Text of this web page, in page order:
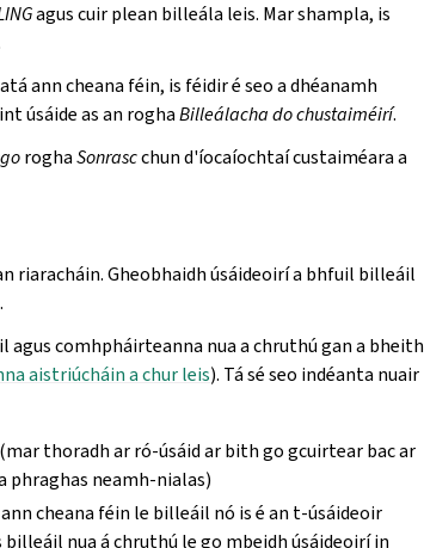
agus cuir plean billeála leis. Mar shampla, is
ann cheana féin, is féidir é seo a dhéanamh
úsáide as an roghaBilleálacha do chustaiméirí.
roghaSonrascchun d'íocaíochtaí custaiméara a
riaracháin. Gheobhaidh úsáideoirí a bhfuil billeáil
.
comhpháirteanna nua a chruthú gan a bheith
aistriúcháin a chur leis). Tá sé seo indéanta nuair
thoradh ar ró-úsáid ar bith go gcuirtear bac ar
neamh-nialas)
cheana féin le billeáil nó is é an t-úsáideoir
nua á chruthú le go mbeidh úsáideoirí in